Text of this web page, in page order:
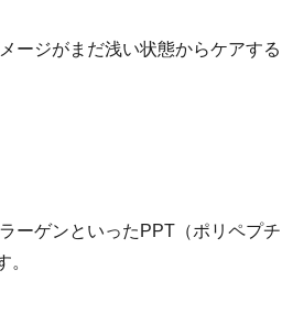
ージがまだ浅い状態からケアする
ーゲンといったPPT（ポリペプチ
。